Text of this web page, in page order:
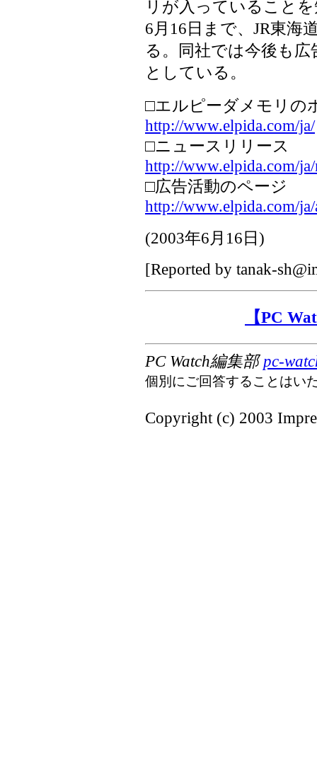
リが入っていること
6月16日まで、JR東海
る。同社では今後も
としている。
□エルピーダメモリの
http://www.elpida.com/ja/
□ニュースリリース
http://www.elpida.com/
□広告活動のページ
http://www.elpida.com/ja/
(2003年6月16日 )
[Reported by tanak-
【PC
PC Watch編集部pc-
個別にご回答することはい
Copyright (c) 2003